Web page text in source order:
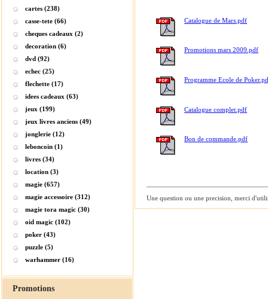
cartes (238)
casse-tete (66)
cheques cadeaux (2)
decoration (6)
dvd (92)
echec (25)
flechette (17)
idees cadeaux (63)
jeux (199)
jeux livres anciens (49)
jonglerie (12)
leboncoin (1)
livres (34)
location (3)
magie (657)
magie accessoire (312)
magie tora magic (30)
oid magic (102)
poker (43)
puzzle (5)
warhammer (16)
Promotions
Catalogue de Mars.pdf
Promotions mars 2009.pdf
Programme Ecole de
Catalogue complet.pdf
Bon de commande.pdf
Une question ou une precision, merci